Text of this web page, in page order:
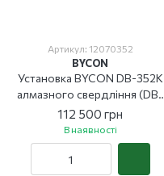
Артикул: 12070352
BYCON
Установка BYCON DB-352K
алмазного свердління (DB-
352+DBS-352)
112 500 грн
В наявності